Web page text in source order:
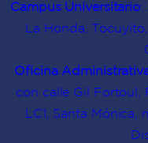
Campus Universitario:
La Honda,
Oficina
con calle Gil Fortoul,
LC1, Santa Mónica,